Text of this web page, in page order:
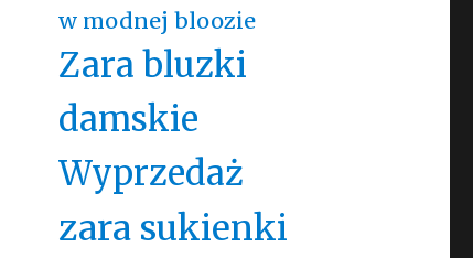
w modnej bloozie
Zara bluzki
damskie
Wyprzedaż
zara sukienki